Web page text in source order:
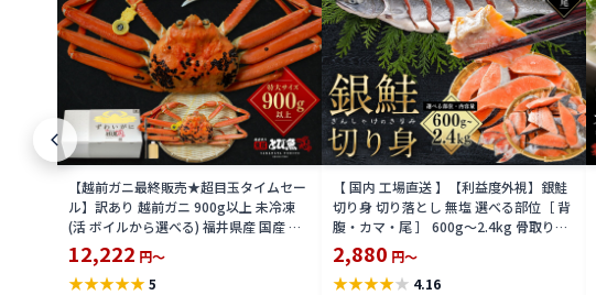
【越前ガニ最終販売★超目玉タイムセー
ル】訳あり 越前ガニ 900g以上 未冷凍
(活 ボイルから選べる) 福井県産 国産 産
地直送 脚折れ 訳ありカニ 越前がに ズワ
イガニ 越前 かに 送料無料 etz-900w
12,222 円～
★★★★★5
【 国内 工場直送 】【利益度外視】銀鮭
切り身 切り落とし 無塩 選べる部位［ 背
腹・カマ・尾 ］ 600g〜2.4kg 骨取り・
骨無し 骨あり 切り落とし 骨取り・骨無
し 切身 ses2301-12ka
2,880 円～
★★★★★ 4.16